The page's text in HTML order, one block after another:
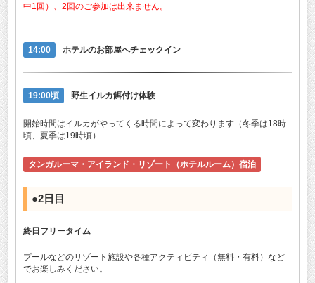
中1回）、2回のご参加は出来ません。
14:00 ホテルのお部屋へチェックイン
19:00頃 野生イルカ餌付け体験
開始時間はイルカがやってくる時間によって変わります（冬季は18時
頃、夏季は19時頃）
タンガルーマ・アイランド・リゾート（ホテルルーム）宿泊
●2日目
終日フリータイム
プールなどのリゾート施設や各種アクティビティ（無料・有料）など
でお楽しみください。